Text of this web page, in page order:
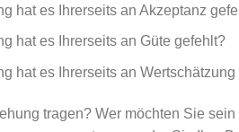
hat es Ihrerseits an Akzeptanz
hat es Ihrerseits an Güte gefehlt?
hat es Ihrerseits an
tragen? Wer möchten Sie